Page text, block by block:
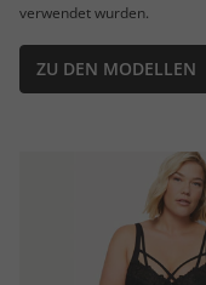
verwendet wurden.
ZU DEN MODELLEN